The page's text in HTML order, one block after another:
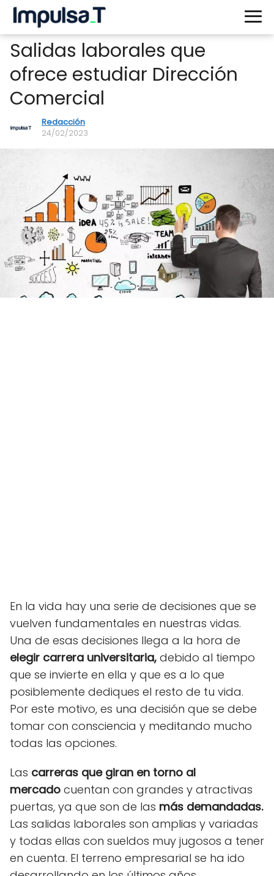
Salidas laborales que
ofrece estudiar Dirección
Comercial
Redacción
24/02/2023
En la vida hay una serie de decisiones que se
vuelven fundamentales en nuestras vidas.
Una de esas decisiones llega a la hora de
elegir carrera universitaria, debido al tiempo
que se invierte en ella y que es a lo que
posiblemente dediques el resto de tu vida.
Por este motivo, es una decisión que se debe
tomar con consciencia y meditando mucho
todas las opciones.
Las carreras que giran en torno al
mercado cuentan con grandes y atractivas
puertas, ya que son de las más demandadas.
Las salidas laborales son amplias y variadas
y todas ellas con sueldos muy jugosos a tener
en cuenta. El terreno empresarial se ha ido